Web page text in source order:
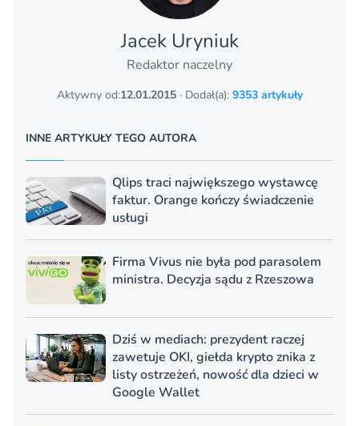
Jacek Uryniuk
Redaktor naczelny
Aktywny od:12.01.2015· Dodał(a): 9353 artykuły
INNE ARTYKUŁY TEGO AUTORA
Qlips traci największego wystawcę
faktur. Orange kończy świadczenie
usługi
Firma Vivus nie była pod parasolem
ministra. Decyzja sądu z Rzeszowa
Dziś w mediach: prezydent raczej
zawetuje OKI, giełda krypto znika z
listy ostrzeżeń, nowość dla dzieci w
Google Wallet